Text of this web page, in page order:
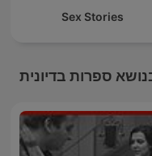
Sex Stories
ספרות בדיונית